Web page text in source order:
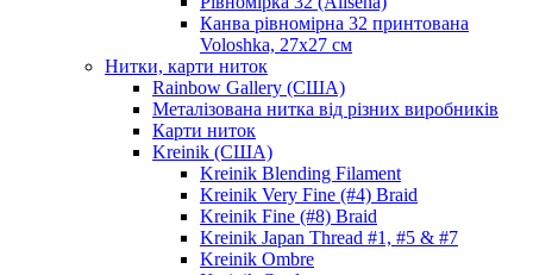
Канва рівномірна 32 принтована
Voloshka, 27х27 см
Нитки, карти ниток
Rainbow Gallery (США)
Металізована нитка від різних виробників
Карти ниток
Kreinik (США)
Kreinik Blending Filament
Kreinik Very Fine (#4) Braid
Kreinik Fine (#8) Braid
Kreinik Japan Thread #1, #5 & #7
Kreinik Ombre